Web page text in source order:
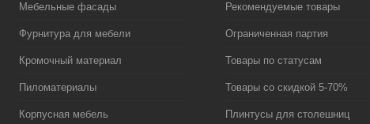
Мебельные фасады
Фурнитура для мебели
Кромочный материал
Пиломатериалы
Корпусная мебель
Рекомендуемые товары
Ограниченная партия
Товары по статусам
Товары со скидкой 5-70%
Плинтусы для столешниц